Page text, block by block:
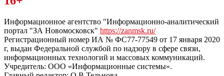
“ЗаНовомосковск”
Информационное агентство "Информационно-аналитический
портал "ЗА Новомосковск" https://zanmsk.ru/
Регистрационный номер ИА № ФС77-77549 от 17 января 2020
г, выдан Федеральной службой по надзору в сфере связи,
информационных технологий и массовых коммуникаций.
Учредитель: ООО «Информационные системы».